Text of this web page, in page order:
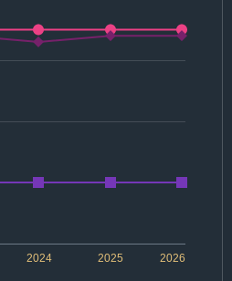
2024 2026
2025